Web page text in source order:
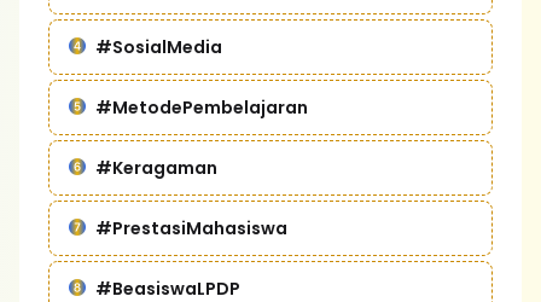
#SosialMedia
#MetodePembelajaran
#Keragaman
#PrestasiMahasiswa
#BeasiswaLPDP